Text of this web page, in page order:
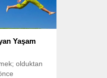
Yaşam
olduktan